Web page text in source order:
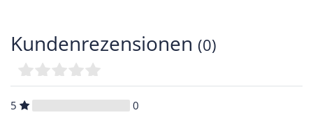
Kundenrezensionen (0)
5
0